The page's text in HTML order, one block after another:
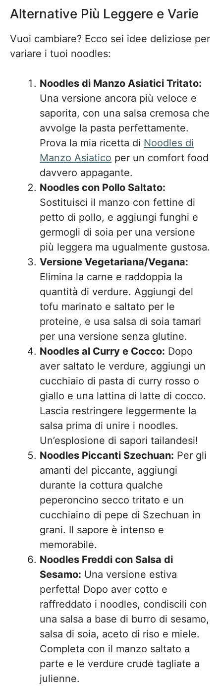
Alternative Più Leggere e Varie
Vuoi cambiare? Ecco sei idee deliziose per
variare i tuoi noodles:
Noodles di Manzo Asiatici Tritato:
Una versione ancora più veloce e
saporita, con una salsa cremosa che
avvolge la pasta perfettamente.
Prova la mia ricetta di Noodles di
Manzo Asiatico per un comfort food
davvero appagante.
Noodles con Pollo Saltato:
Sostituisci il manzo con fettine di
petto di pollo, e aggiungi funghi e
germogli di soia per una versione
più leggera ma ugualmente gustosa.
Versione Vegetariana/Vegana:
Elimina la carne e raddoppia la
quantità di verdure. Aggiungi del
tofu marinato e saltato per le
proteine, e usa salsa di soia tamari
per una versione senza glutine.
Noodles al Curry e Cocco: Dopo
aver saltato le verdure, aggiungi un
cucchiaio di pasta di curry rosso o
giallo e una lattina di latte di cocco.
Lascia restringere leggermente la
salsa prima di unire i noodles.
Un’esplosione di sapori tailandesi!
Noodles Piccanti Szechuan: Per gli
amanti del piccante, aggiungi
durante la cottura qualche
peperoncino secco tritato e un
cucchiaino di pepe di Szechuan in
grani. Il sapore è intenso e
memorabile.
Noodles Freddi con Salsa di
Sesamo: Una versione estiva
perfetta! Dopo aver cotto e
raffreddato i noodles, condiscili con
una salsa a base di burro di sesamo,
salsa di soia, aceto di riso e miele.
Completa con il manzo saltato a
parte e le verdure crude tagliate a
julienne.